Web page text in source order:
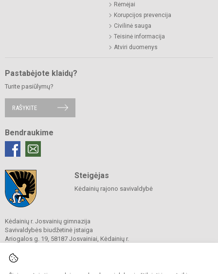
Rėmėjai
Korupcijos prevencija
Civilinė sauga
Teisinė informacija
Atviri duomenys
Pastabėjote klaidų?
Turite pasiūlymų?
RAŠYKITE
Bendraukime
Steigėjas
Kėdainių rajono savivaldybė
Kėdainių r. Josvainių gimnazija
Savivaldybės biudžetinė įstaiga
Ariogalos g. 19, 58187 Josvainiai, Kėdainių r.
El. p.
Duomenys kaupiami ir saugomi